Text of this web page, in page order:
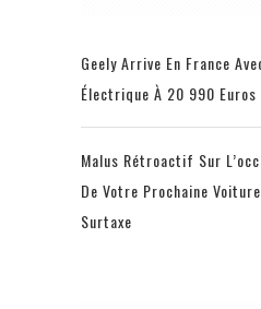
Geely Arrive En France
Électrique À 20 990
Malus Rétroactif Sur
De Votre Prochaine
Surtaxe